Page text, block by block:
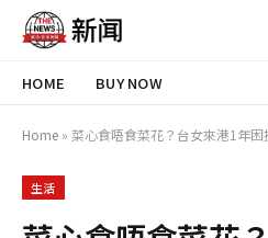
HOME BUY NOW
Home » 菜心食唔食菜花？台女來港1年困擾「該如
生活